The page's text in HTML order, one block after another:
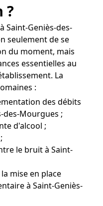
?
à Saint-Geniès-des-
seulement de se
du moment, mais
essentielles au
La
:
des débits
des-Mourgues ;
d'alcool ;
le bruit à Saint-
mise en place
à Saint-Geniès-